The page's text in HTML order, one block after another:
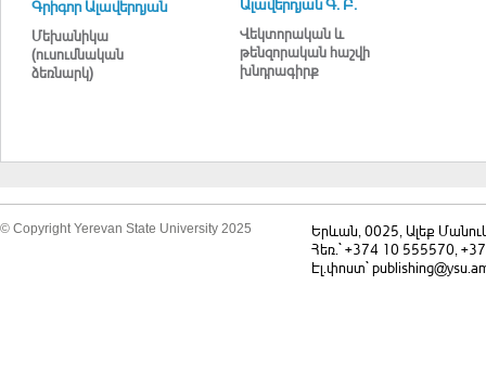
Գրիգոր Ալավերդյան
Մեխանիկա
(ուսումնական
ձեռնարկ)
Ալավերդյան Գ. Բ.
Վեկտորական և
թենզորական հաշվի
խնդրագիրք
© Copyright Yerevan State University 2025
Երևան, 0025, Ալեք
Հեռ.` +374 10 555570,
Էլ.փոստ`